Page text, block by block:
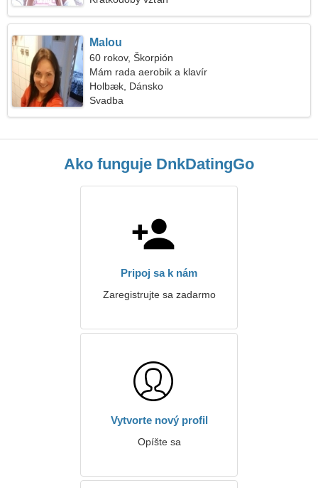
Malou
60 rokov, Škorpión
Mám rada aerobik a klavír
Holbæk, Dánsko
Svadba
Ako funguje DnkDatingGo
Pripoj sa k nám
Zaregistrujte sa zadarmo
Vytvorte nový profil
Opíšte sa